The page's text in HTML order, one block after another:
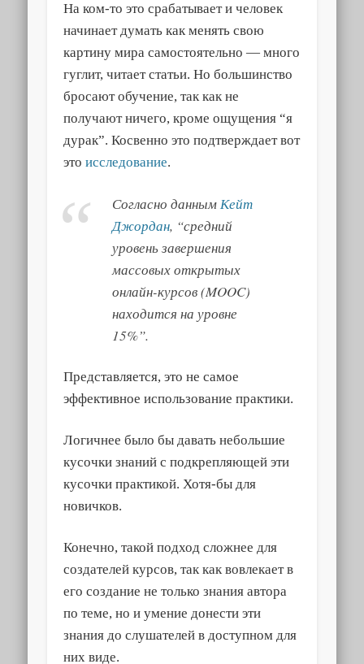
На ком-то это срабатывает и человек
начинает думать как менять свою
картину мира самостоятельно — много
гуглит, читает статьи. Но большинство
бросают обучение, так как не
получают ничего, кроме ощущения “я
дурак”. Косвенно это подтверждает вот
этоисследование.
Согласно даннымКейт
Джордан, “средний
уровень завершения
массовых открытых
онлайн-курсов (MOOC)
находится на уровне
15%”.
Представляется, это не самое
эффективное использование практики.
Логичнее было бы давать небольшие
кусочки знаний с подкрепляющей эти
кусочки практикой. Хотя-бы для
новичков.
Конечно, такой подход сложнее для
создателей курсов, так как вовлекает в
его создание не только знания автора
по теме, но и умение донести эти
знания до слушателей в доступном для
них виде.